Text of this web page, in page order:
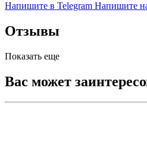
Напишите в Telegram Напишите
Отзывы
Показать еще
Вас может